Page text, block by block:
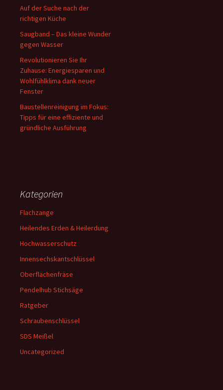
Auf der Suche nach der
richtigen Küche
Saugband – Das kleine Wunder
gegen Wasser
Revolutionieren Sie Ihr
Zuhause: Energiesparen und
Wohlfühlklima dank neuer
Fenster
Baustellenreinigung im Fokus:
Tipps für eine effiziente und
gründliche Ausführung
Kategorien
Flachzange
Heilendes Erden & Heilerdung
Hochwasserschutz
Innensechskantschlüssel
Oberflächenfräse
Pendelhub Stichsäge
Ratgeber
Schraubenschlüssel
SDS Meißel
Uncategorized